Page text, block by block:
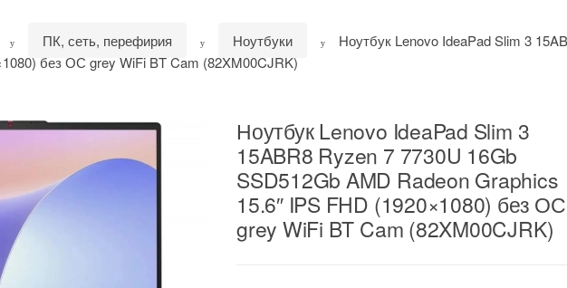
ПК, сеть, перефирия Ноутбуки
Ноутбук Lenovo IdeaPad Slim 3
без ОС grey WiFi BT Cam (82XM00CJRK)
Ноутбук Lenovo IdeaPad Slim 3
15ABR8 Ryzen 7 7730U 16Gb
SSD512Gb AMD Radeon Graphics
15.6″ IPS FHD (1920×1080) без ОС
grey WiFi BT Cam (82XM00CJRK)